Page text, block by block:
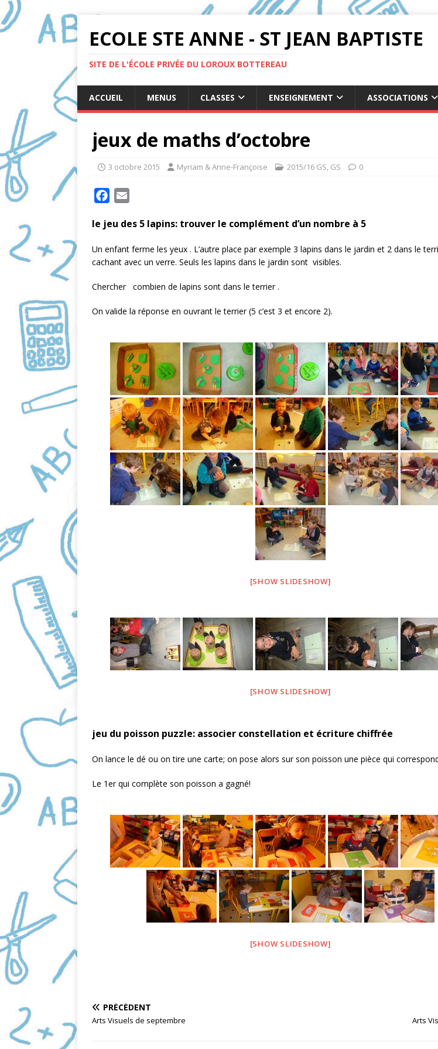
ECOLE STE ANNE - ST JEAN BAPTISTE
SITE DE L'ÉCOLE PRIVÉE DU LOROUX BOTTEREAU
ACCUEIL MENUS CLASSES ENSEIGNEMENT ASSOCIATIONS
jeux de maths d’octobre
3 octobre 2015 Myriam & Anne-Françoise 2015/16 GS, GS 0
c
b
o
a
le jeu des 5 lapins: trouver le complément d’un nombre à 5
Un enfant ferme les yeux . L’autre place par exemple 3 lapins dans le jardin et 2 dans le
cachant avec un verre. Seuls les lapins dans le jardin sont visibles.
Chercher combien de lapins sont dans le terrier .
On valide la réponse en ouvrant le terrier (5 c’est 3 et encore 2).
[SHOW SLIDESHOW]
[SHOW SLIDESHOW]
jeu du poisson puzzle: associer constellation et écriture chiffrée
On lance le dé ou on tire une carte; on pose alors sur son poisson une pièce qui
Le 1er qui complète son poisson a gagné!
[SHOW SLIDESHOW]
PRÉCÉDENT
Arts Visuels de septembre Arts